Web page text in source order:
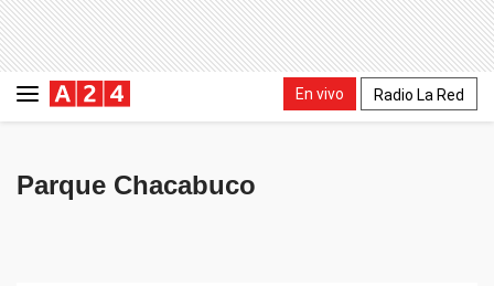
En vivo Radio La Red
Parque Chacabuco